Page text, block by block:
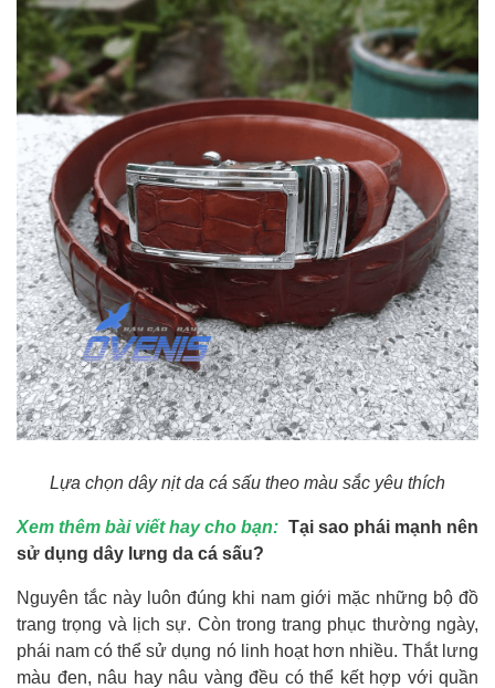
Lựa chọn dây nịt da cá sấu theo màu sắc yêu thích
Xem thêm bài viết hay cho bạn: Tại sao phái mạnh nên
sử dụng dây lưng da cá sấu?
Nguyên tắc này luôn đúng khi nam giới mặc những bộ đồ
trang trọng và lịch sự. Còn trong trang phục thường ngày,
phái nam có thể sử dụng nó linh hoạt hơn nhiều. Thắt lưng
màu đen, nâu hay nâu vàng đều có thể kết hợp với quần